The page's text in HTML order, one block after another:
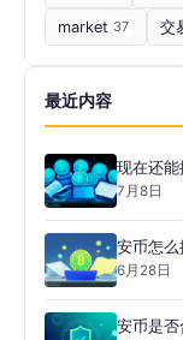
market 37 交
最近内容
现在还
7月8日
安币怎
6月28日
安币是